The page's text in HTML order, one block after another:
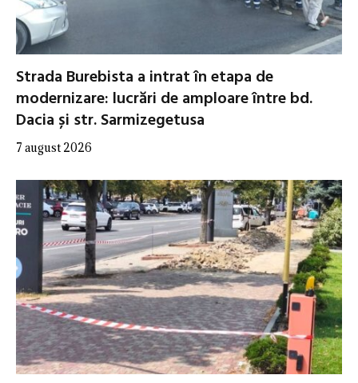
Strada Burebista a intrat în etapa de
modernizare: lucrări de amploare între bd.
Dacia și str. Sarmizegetusa
7 august 2026